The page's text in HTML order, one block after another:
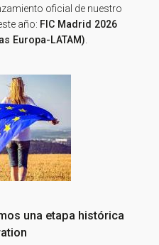
oficial de nuestro
año: FIC Madrid 2026
Europa-LATAM)
una etapa histórica